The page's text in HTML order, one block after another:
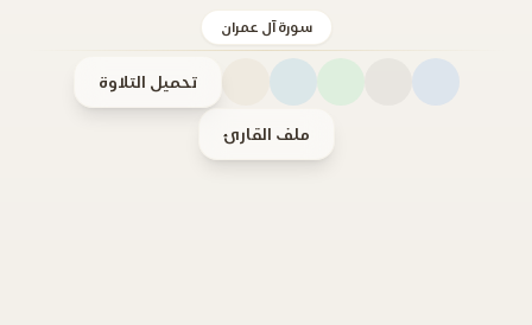
سورة آل عمران
تحميل التلاوة
ملف القارئ